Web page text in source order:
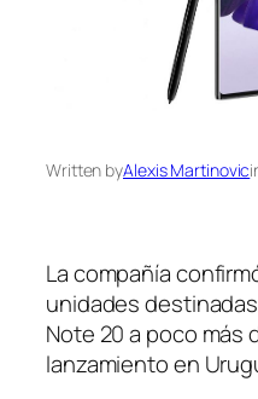
Written byAlexis Martinovic
La compañía
unidades
Note 20 a poco más
lanzamiento en